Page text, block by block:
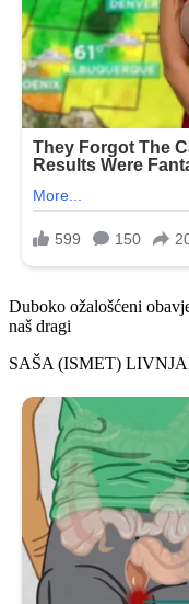
Duboko ožalošćeni
naš dragi
SAŠA (ISMET)